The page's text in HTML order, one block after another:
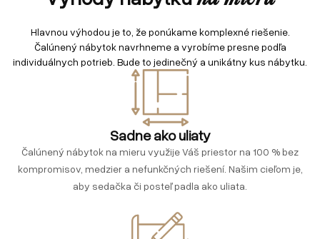
Hlavnou výhodou je to, že ponúkame komplexné riešenie.
Čalúnený nábytok navrhneme a vyrobíme presne podľa
individuálnych potrieb. Bude to jedinečný a unikátny kus nábytku.
Sadne ako uliaty
Čalúnený nábytok na mieru využije Váš priestor na 100 % bez
kompromisov, medzier a nefunkčných riešení. Našim cieľom je,
aby sedačka či posteľ padla ako uliata.